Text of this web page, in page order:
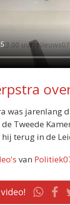
was jarenlang
Tweede
terug in de
van